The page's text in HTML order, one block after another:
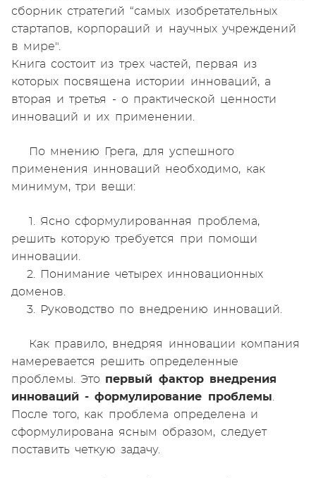
сборник стратегий “самых изобретательных
стартапов, корпораций и научных учреждений
в мире".
Книга состоит из трех частей, первая из
которых посвящена истории инноваций, а
вторая и третья - о практической ценности
инноваций и их применении.
По мнению Грега, для успешного
применения инноваций необходимо, как
минимум, три вещи:
1. Ясно сформулированная проблема,
решить которую требуется при помощи
инновации.
2. Понимание четырех инновационных
доменов.
3. Руководство по внедрению инноваций.
Как правило, внедряя инновации компания
намеревается решить определенные
проблемы. Это первый фактор внедрения
инноваций - формулирование проблемы
После того, как проблема определена и
сформулирована ясным образом, следует
поставить четкую задачу.